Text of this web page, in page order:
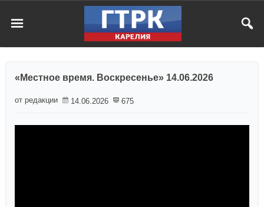
«Местное время. Воскресенье» 14.06.2026
от редакции 14.06.2026 675